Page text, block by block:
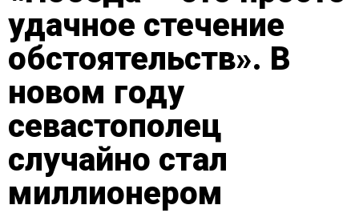
удачное стечение
обстоятельств». В
новом году
севастополец
случайно стал
миллионером